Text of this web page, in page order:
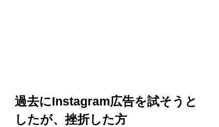
過去にInstagram広告を試そうと
したが、挫折した方